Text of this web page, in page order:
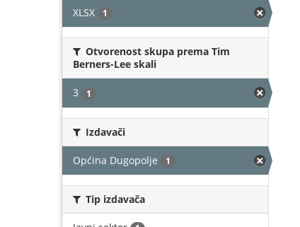
XLSX 1
Otvorenost skupa prema Tim
Berners-Lee skali
3 1
Izdavači
Općina Dugopolje 1
Tip izdavača